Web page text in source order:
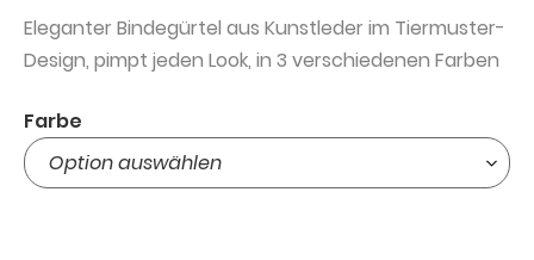
Eleganter Bindegürtel aus Kunstleder im Tiermuster-
Design, pimpt jeden Look, in 3 verschiedenen Farben
Farbe